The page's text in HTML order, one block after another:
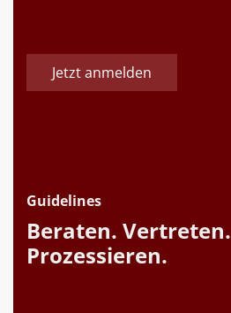
Jetzt anmelden
Guidelines
Beraten. Vertreten.
Prozessieren.